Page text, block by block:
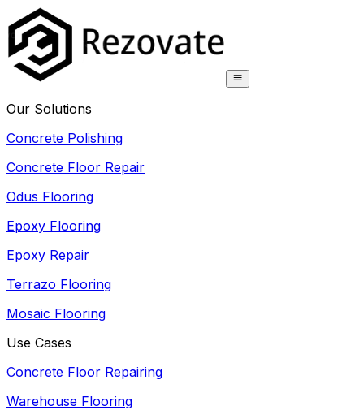
Our Solutions
Concrete Polishing
Concrete Floor Repair
Odus Flooring
Epoxy Flooring
Epoxy Repair
Terrazo Flooring
Mosaic Flooring
Use Cases
Concrete Floor Repairing
Warehouse Flooring